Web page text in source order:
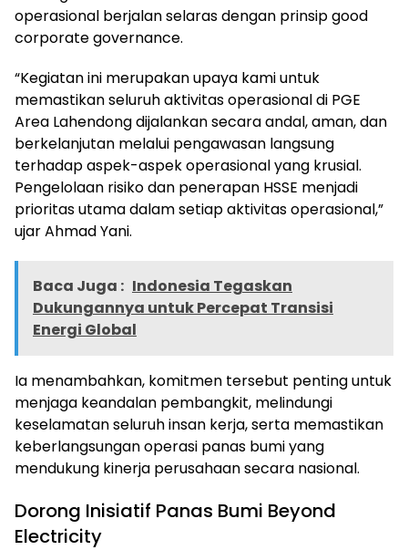
operasional berjalan selaras dengan prinsip good
corporate governance.
“Kegiatan ini merupakan upaya kami untuk
memastikan seluruh aktivitas operasional di PGE
Area Lahendong dijalankan secara andal, aman, dan
berkelanjutan melalui pengawasan langsung
terhadap aspek-aspek operasional yang krusial.
Pengelolaan risiko dan penerapan HSSE menjadi
prioritas utama dalam setiap aktivitas operasional,”
ujar Ahmad Yani.
Baca Juga : Indonesia Tegaskan
Dukungannya untuk Percepat Transisi
Energi Global
Ia menambahkan, komitmen tersebut penting untuk
menjaga keandalan pembangkit, melindungi
keselamatan seluruh insan kerja, serta memastikan
keberlangsungan operasi panas bumi yang
mendukung kinerja perusahaan secara nasional.
Dorong Inisiatif Panas Bumi Beyond
Electricity